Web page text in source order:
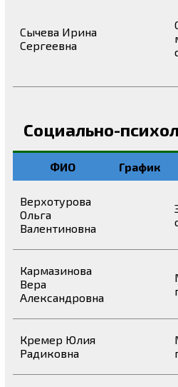
Сычева Ирина
Сергеевна
Социально-
ФИО График
Верхотурова
Ольга
Валентиновна
Кармазинова
Вера
Александровна
Кремер Юлия
Радиковна